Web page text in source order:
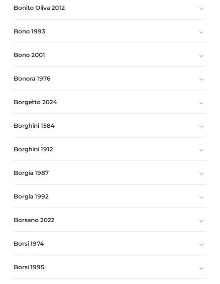
Bonito Oliva 2012
Bono 1993
Bono 2001
Bonora 1976
Borgetto 2024
Borghini 1584
Borghini 1912
Borgia 1987
Borgia 1992
Borsano 2022
Borsi 1974
Borsi 1995